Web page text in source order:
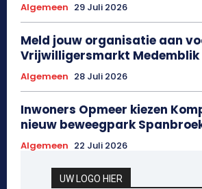
Algemeen 29 Juli 2026
Meld jouw organisatie aan
Vrijwilligersmarkt Medemblik
Algemeen 28 Juli 2026
Inwoners Opmeer kiezen
nieuw beweegpark
Algemeen 22 Juli 2026
UW LOGO HIER